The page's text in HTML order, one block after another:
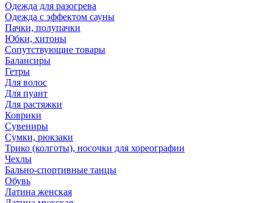
Одежда для разогрева
Одежда с эффектом сауны
Пачки, полупачки
Юбки, хитоны
Сопутствующие товары
Балансиры
Гетры
Для волос
Для пуант
Для растяжки
Коврики
Сувениры
Сумки, рюкзаки
Трико (колготы), носочки для хореографии
Чехлы
Бально-спортивные танцы
Обувь
Латина женская